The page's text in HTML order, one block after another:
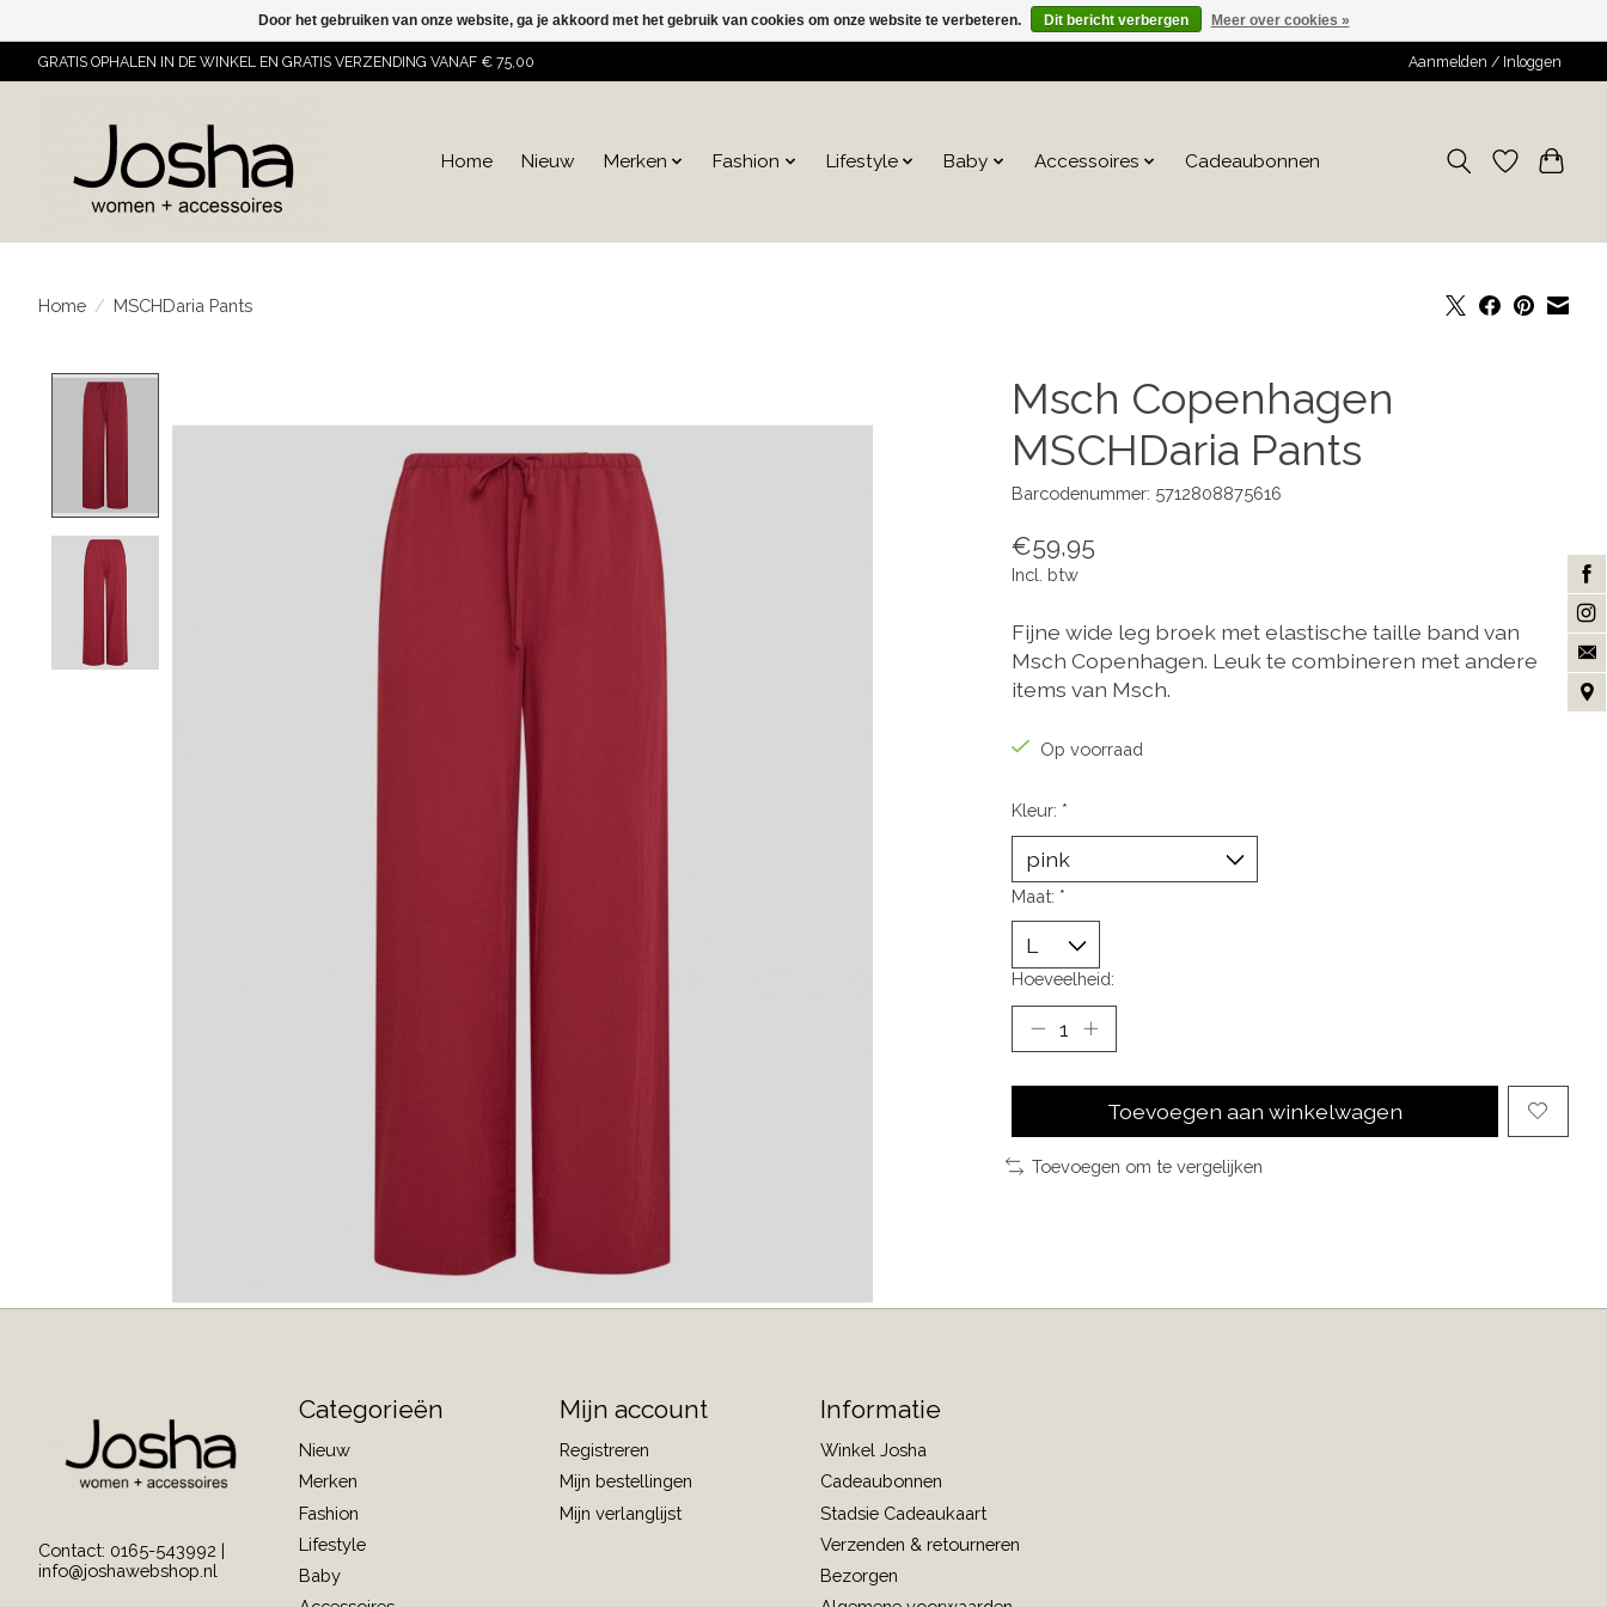
GRATIS OPHALEN IN DE WINKEL EN GRATIS VERZENDING VANAF € 75,00 Aanmelden / Inloggen
Home Nieuw Merken Fashion Lifestyle Baby Accessoires Cadeaubonnen
Home / MSCHDaria Pants
Msch Copenhagen
MSCHDaria Pants
Barcodenummer: 5712808875616
€59,95
Incl. btw
Fijne wide leg broek met elastische taille band van
Msch Copenhagen. Leuk te combineren met andere
items van Msch.
Op voorraad
Kleur: *
Maat: *
Hoeveelheid:
Toevoegen aan winkelwagen
Toevoegen om te vergelijken
Contact: 0165-543992 |
info@joshawebshop.nl
Categorieën
Nieuw
Merken
Fashion
Lifestyle
Baby
Mijn account
Registreren
Mijn bestellingen
Mijn verlanglijst
Informatie
Winkel Josha
Cadeaubonnen
Stadsie Cadeaukaart
Verzenden & retourneren
Bezorgen
Door het gebruiken van onze website, ga je akkoord met het gebruik van cookies om onze website te verbeteren. Dit bericht verbergen Meer over cookies »